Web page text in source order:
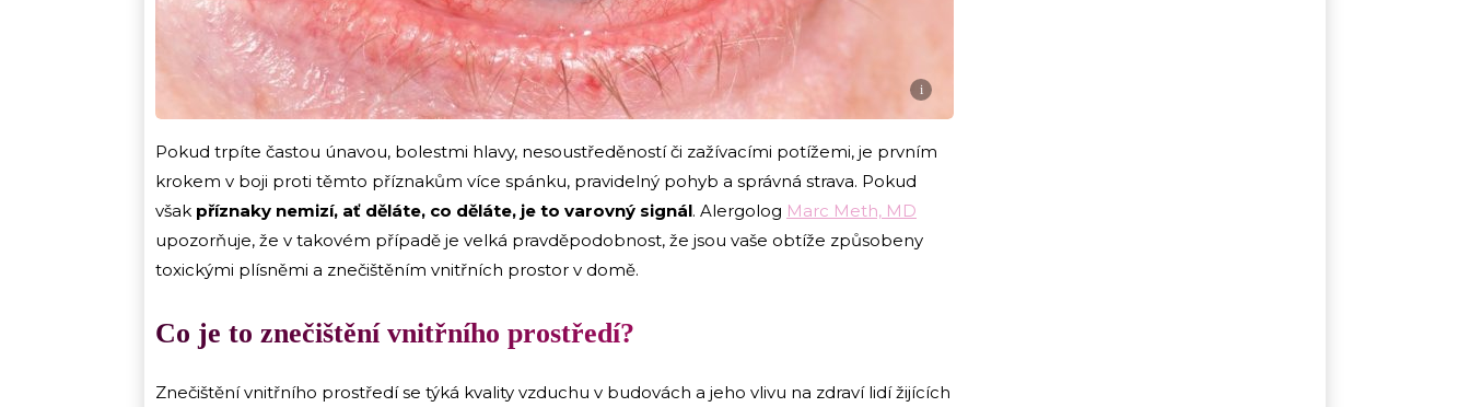
i
Pokud trpíte častou únavou, bolestmi hlavy, nesoustředěností či zažívacími potížemi, je prvním
krokem v boji proti těmto příznakům více spánku, pravidelný pohyb a správná strava. Pokud
však příznaky nemizí, ať děláte, co děláte, je to varovný signál. Alergolog Marc Meth, MD
upozorňuje, že v takovém případě je velká pravděpodobnost, že jsou vaše obtíže způsobeny
toxickými plísněmi a znečištěním vnitřních prostor v domě.
Co je to znečištění vnitřního prostředí?
Znečištění vnitřního prostředí se týká kvality vzduchu v budovách a jeho vlivu na zdraví lidí žijících